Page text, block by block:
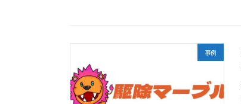
事例